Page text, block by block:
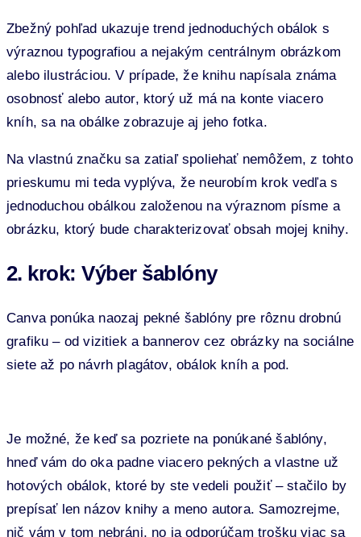
Zbežný pohľad ukazuje trend jednoduchých obálok s
výraznou typografiou a nejakým centrálnym obrázkom
alebo ilustráciou. V prípade, že knihu napísala známa
osobnosť alebo autor, ktorý už má na konte viacero
kníh, sa na obálke zobrazuje aj jeho fotka.
Na vlastnú značku sa zatiaľ spoliehať nemôžem, z tohto
prieskumu mi teda vyplýva, že neurobím krok vedľa s
jednoduchou obálkou založenou na výraznom písme a
obrázku, ktorý bude charakterizovať obsah mojej knihy.
2. krok: Výber šablóny
Canva ponúka naozaj pekné šablóny pre rôznu drobnú
grafiku – od vizitiek a bannerov cez obrázky na sociálne
siete až po návrh plagátov, obálok kníh a pod.
Je možné, že keď sa pozriete na ponúkané šablóny,
hneď vám do oka padne viacero pekných a vlastne už
hotových obálok, ktoré by ste vedeli použiť – stačilo by
prepísať len názov knihy a meno autora. Samozrejme,
nič vám v tom nebráni, no ja odporúčam trošku viac sa